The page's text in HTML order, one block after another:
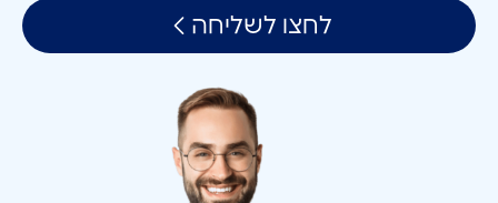
לחצו לשליחה